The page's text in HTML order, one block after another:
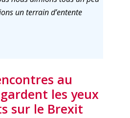
un terrain d’entente
au
les yeux
sur le Brexit